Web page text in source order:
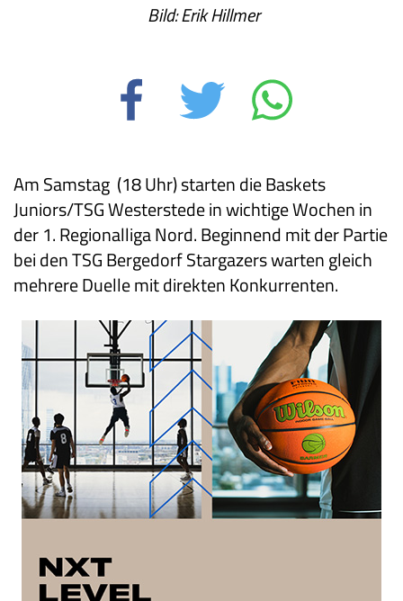
Bild: Erik Hillmer
Am Samstag (18 Uhr) starten die Baskets
Juniors/TSG Westerstede in wichtige Wochen in
der 1. Regionalliga Nord. Beginnend mit der Partie
bei den TSG Bergedorf Stargazers warten gleich
mehrere Duelle mit direkten Konkurrenten.